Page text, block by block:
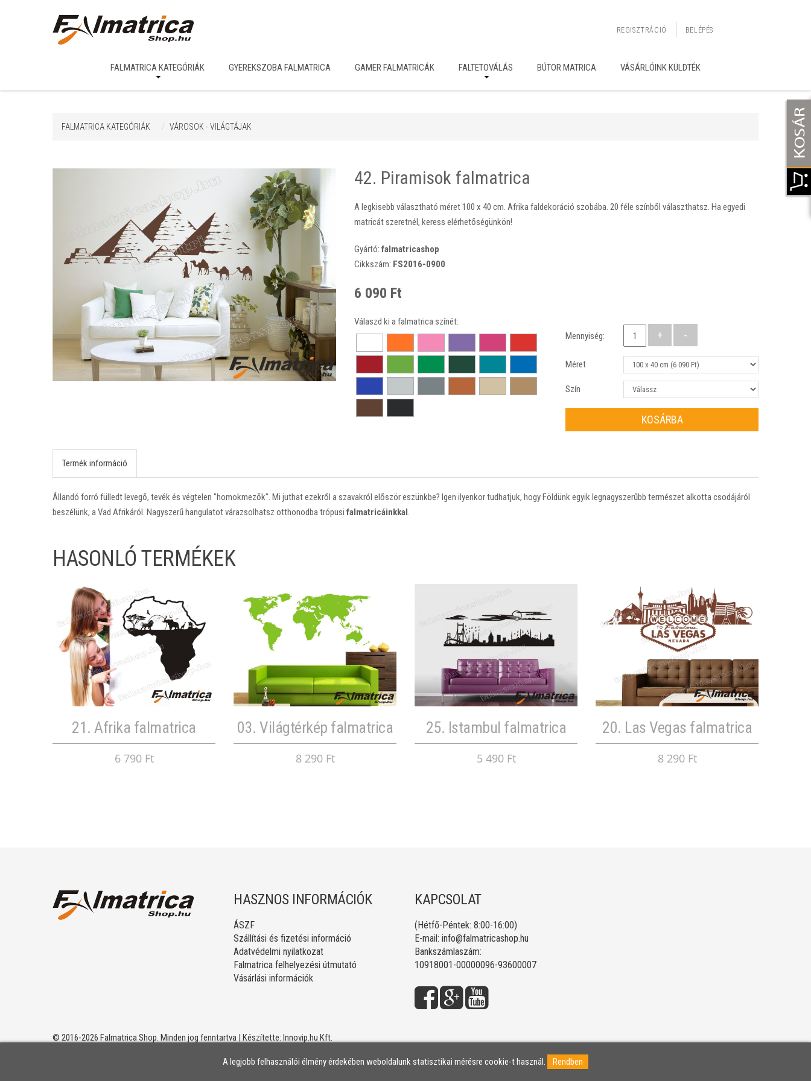
REGISZTRÁCIÓ BELÉPÉS
FALMATRICA KATEGÓRIÁK GYEREKSZOBA FALMATRICA GAMER FALMATRICÁK FALTETOVÁLÁS BÚTOR MATRICA VÁSÁRLÓINK KÜLDTÉK
FALMATRICA KATEGÓRIÁK VÁROSOK - VILÁGTÁJAK
42. Piramisok falmatrica
A legkisebb választható méret 100 x 40 cm. Afrika faldekoráció szobába. 20 féle színből választhatsz. Ha egyedi
matricát szeretnél, keress elérhetőségünkön!
Gyártó: falmatricashop
Cikkszám: FS2016-0900
6 090 Ft
Válaszd ki a falmatrica színét:
Mennyiség:
Méret
Szín
KOSÁRBA
Termék információ
Állandó forró fülledt levegő, tevék és végtelen "homokmezők". Mi juthat ezekről a szavakról először eszünkbe? Igen ilyenkor tudhatjuk, hogy Földünk egyik legnagyszerűbb természet alkotta csodájáról
beszélünk, a Vad Afrikáról. Nagyszerű hangulatot várazsolhatsz otthonodba trópusi falmatricáinkkal.
HASONLÓ TERMÉKEK
21. Afrika falmatrica
6 790 Ft
03. Világtérkép falmatrica
8 290 Ft
25. Istambul falmatrica
5 490 Ft
20. Las Vegas falmatrica
8 290 Ft
HASZNOS INFORMÁCIÓK
ÁSZF
Szállítási és fizetési információ
Adatvédelmi nyilatkozat
Falmatrica felhelyezési útmutató
Vásárlási információk
KAPCSOLAT
(Hétfő-Péntek: 8:00-16:00)
E-mail: info@falmatricashop.hu
Bankszámlaszám:
10918001-00000096-93600007
© 2016-2026 Falmatrica Shop. Minden jog fenntartva | Készítette: Innovip.hu Kft.
A legjobb felhasználói élmény érdekében weboldalunk statisztikai mérésre cookie-t használ. Rendben